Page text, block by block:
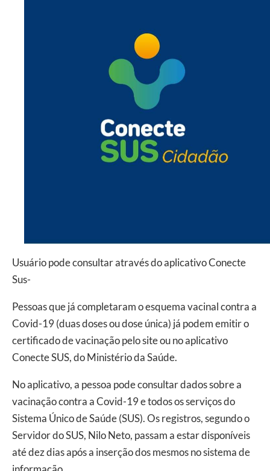
Usuário pode consultar através do aplicativo Conecte
Sus-
Pessoas que já completaram o esquema vacinal contra a
Covid-19 (duas doses ou dose única) já podem emitir o
certificado de vacinação pelo site ou no aplicativo
Conecte SUS, do Ministério da Saúde.
No aplicativo, a pessoa pode consultar dados sobre a
vacinação contra a Covid-19 e todos os serviços do
Sistema Único de Saúde (SUS). Os registros, segundo o
Servidor do SUS, Nilo Neto, passam a estar disponíveis
até dez dias após a inserção dos mesmos no sistema de